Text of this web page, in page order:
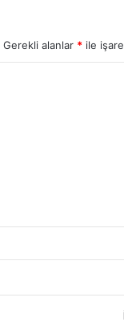
Gerekli alanlar * ile